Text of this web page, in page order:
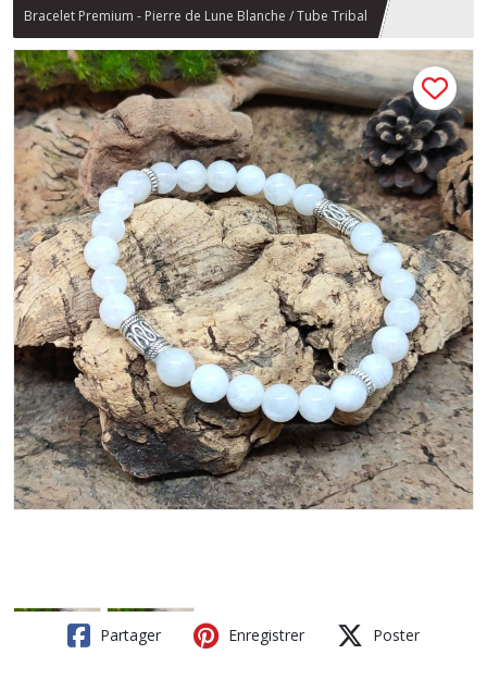
Bracelet Premium - Pierre de Lune Blanche / Tube Tribal
Partager Enregistrer Poster